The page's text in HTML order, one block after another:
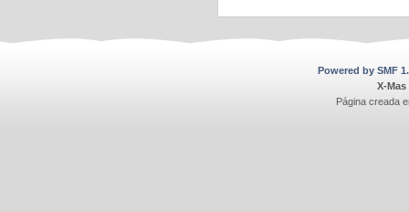
Powered by SMF
X-Mas
Página creada